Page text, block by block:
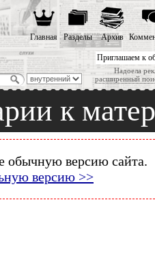
Приглашаем к
Надоела
расширенный
Главная Разделы Архив
к
обычную версию сайта.
версию >>